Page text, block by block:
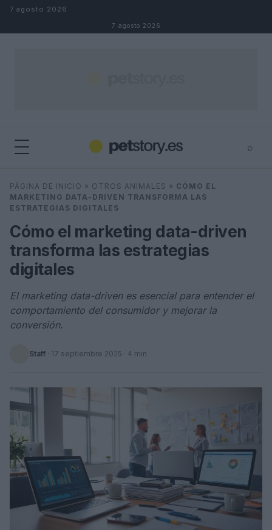
Saltar al contenido
7 agosto 2026
7 agosto 2026
⌕
Buscar
PÁGINA DE INICIO » OTROS ANIMALES » CÓMO EL
MARKETING DATA-DRIVEN TRANSFORMA LAS
ESTRATEGIAS DIGITALES
Cómo el marketing data-driven
transforma las estrategias
digitales
El marketing data-driven es esencial para entender el
comportamiento del consumidor y mejorar la
conversión.
Staff · 17 septiembre 2025 · 4 min